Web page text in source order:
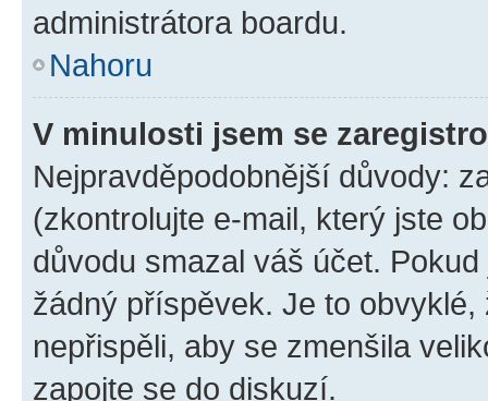
administrátora boardu.
Nahoru
V minulosti jsem se
Nejpravděpodobnější důvody:
(zkontrolujte e-mail, který jste
důvodu smazal váš účet.
žádný příspěvek. Je to
nepřispěli, aby se zmenšila
zapojte se do diskuzí.